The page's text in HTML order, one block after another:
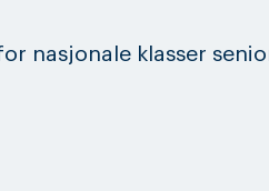
nasjonale klasser